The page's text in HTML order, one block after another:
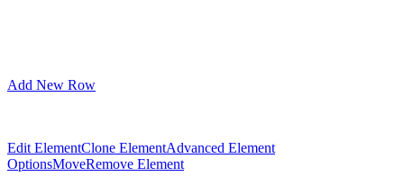
Add New Row
Edit ElementClone ElementAdvanced Element
OptionsMoveRemove Element